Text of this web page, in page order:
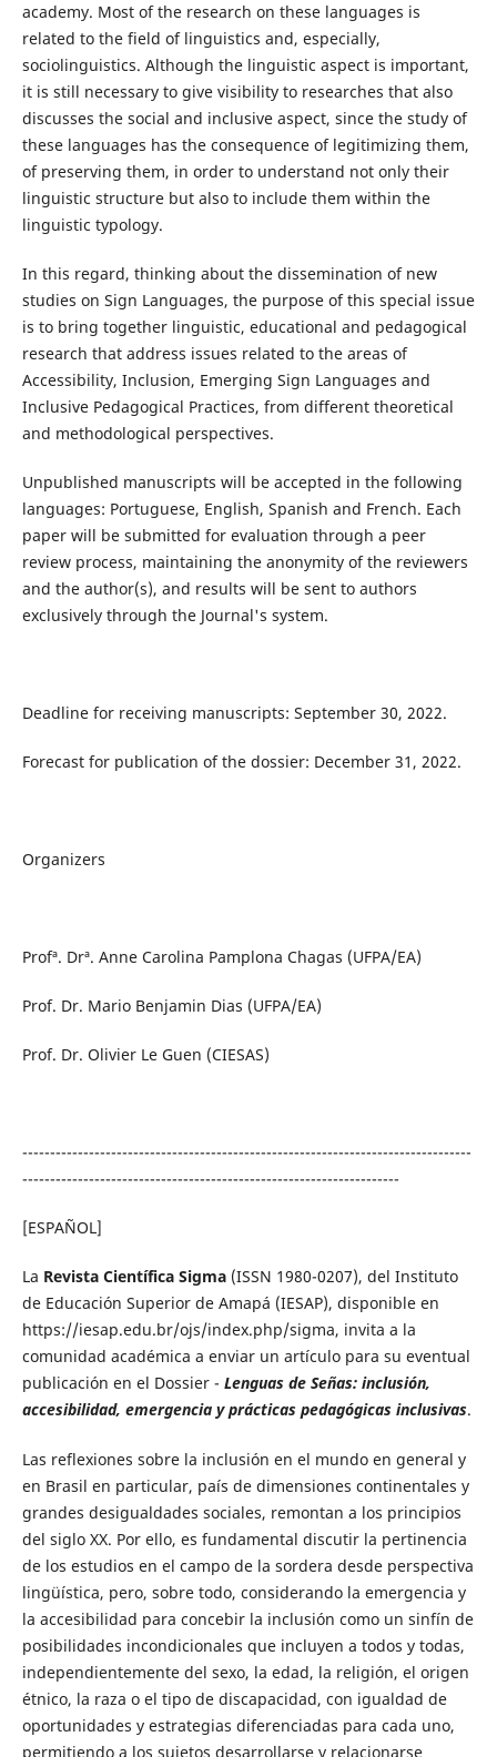
academy. Most of the research on these languages is
related to the field of linguistics and, especially,
sociolinguistics. Although the linguistic aspect is important,
it is still necessary to give visibility to researches that also
discusses the social and inclusive aspect, since the study of
these languages has the consequence of legitimizing them,
of preserving them, in order to understand not only their
linguistic structure but also to include them within the
linguistic typology.
In this regard, thinking about the dissemination of new
studies on Sign Languages, the purpose of this special issue
is to bring together linguistic, educational and pedagogical
research that address issues related to the areas of
Accessibility, Inclusion, Emerging Sign Languages and
Inclusive Pedagogical Practices, from different theoretical
and methodological perspectives.
Unpublished manuscripts will be accepted in the following
languages: Portuguese, English, Spanish and French. Each
paper will be submitted for evaluation through a peer
review process, maintaining the anonymity of the reviewers
and the author(s), and results will be sent to authors
exclusively through the Journal's system.
Deadline for receiving manuscripts: September 30, 2022.
Forecast for publication of the dossier: December 31, 2022.
Organizers
Profª. Drª. Anne Carolina Pamplona Chagas (UFPA/EA)
Prof. Dr. Mario Benjamin Dias (UFPA/EA)
Prof. Dr. Olivier Le Guen (CIESAS)
---------------------------------------------------------------------------------
--------------------------------------------------------------------
[ESPAÑOL]
La Revista Científica Sigma(ISSN 1980-0207), del Instituto
de Educación Superior de Amapá (IESAP), disponible en
https://iesap.edu.br/ojs/index.php/sigma, invita a la
comunidad académica a enviar un artículo para su eventual
publicación en el Dossier - Lenguas de Señas: inclusión,
accesibilidad, emergencia y prácticas pedagógicas inclusivas.
Las reflexiones sobre la inclusión en el mundo en general y
en Brasil en particular, país de dimensiones continentales y
grandes desigualdades sociales, remontan a los principios
del siglo XX. Por ello, es fundamental discutir la pertinencia
de los estudios en el campo de la sordera desde perspectiva
lingüística, pero, sobre todo, considerando la emergencia y
la accesibilidad para concebir la inclusión como un sinfín de
posibilidades incondicionales que incluyen a todos y todas,
independientemente del sexo, la edad, la religión, el origen
étnico, la raza o el tipo de discapacidad, con igualdad de
oportunidades y estrategias diferenciadas para cada uno,
permitiendo a los sujetos desarrollarse y relacionarse